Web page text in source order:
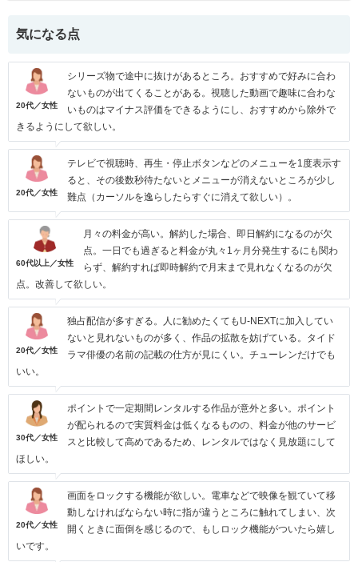
気になる点
20代／女性
シリーズ物で途中に抜けがあるところ。おすすめで好みに合わ
ないものが出てくることがある。視聴した動画で趣味に合わな
いものはマイナス評価をできるようにし、おすすめから除外で
きるようにして欲しい。
20代／女性
テレビで視聴時、再生・停止ボタンなどのメニューを1度表示す
ると、その後数秒待たないとメニューが消えないところが少し
難点（カーソルを逸らしたらすぐに消えて欲しい）。
60代以上／女性
月々の料金が高い。解約した場合、即日解約になるのが欠
点。一日でも過ぎると料金が丸々1ヶ月分発生するにも関わ
らず、解約すれば即時解約で月末まで見れなくなるのが欠
点。改善して欲しい。
20代／女性
独占配信が多すぎる。人に勧めたくてもU-NEXTに加入してい
ないと見れないものが多く、作品の拡散を妨げている。タイド
ラマ俳優の名前の記載の仕方が見にくい。チューレンだけでも
いい。
30代／女性
ポイントで一定期間レンタルする作品が意外と多い。ポイント
が配られるので実質料金は低くなるものの、料金が他のサービ
スと比較して高めであるため、レンタルではなく見放題にして
ほしい。
20代／女性
画面をロックする機能が欲しい。電車などで映像を観ていて移
動しなければならない時に指が違うところに触れてしまい、次
開くときに面倒を感じるので、もしロック機能がついたら嬉し
いです。